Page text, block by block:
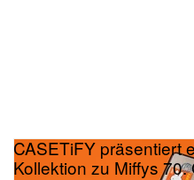
CASETiFY präsentiert
Kollektion zu Miffys 70.